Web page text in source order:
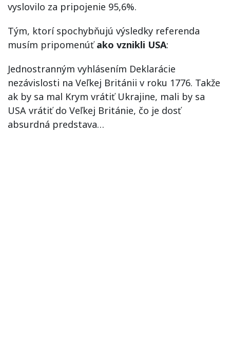
vyslovilo za pripojenie 95,6%.
Tým, ktorí spochybňujú výsledky referenda
musím pripomenúťako vznikli USA:
Jednostranným vyhlásením Deklarácie
nezávislosti na Veľkej Británii v roku 1776. Takže
ak by sa mal Krym vrátiť Ukrajine, mali by sa
USA vrátiť do Veľkej Británie, čo je dosť
absurdná predstava…